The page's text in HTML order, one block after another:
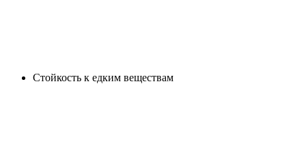
Cтойкость к едким веществам